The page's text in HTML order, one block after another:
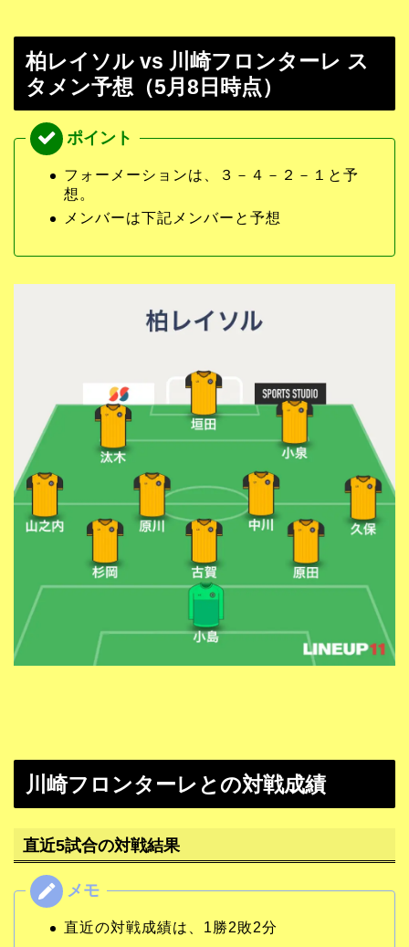
柏レイソル vs 川崎フロンターレ ス
タメン予想（5月8日時点）
フォーメーションは、３－４－２－１と予
想。
メンバーは下記メンバーと予想
川崎フロンターレとの対戦成績
直近5試合の対戦結果
直近の対戦成績は、1勝2敗2分